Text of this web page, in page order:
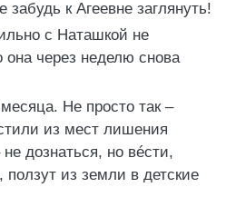
к Агеевне заглянуть!
с Наташкой не
она через неделю снова
Не просто так –
из мест лишения
дознаться, но вéсти,
ползут из земли в детские